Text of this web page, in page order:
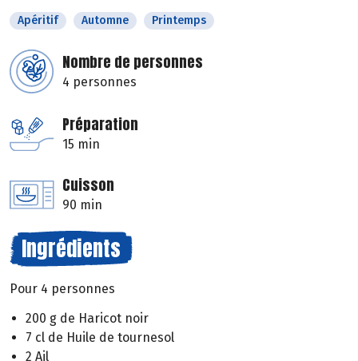
Apéritif Automne Printemps
Nombre de personnes
4 personnes
Préparation
15 min
Cuisson
90 min
Ingrédients
Pour 4 personnes
200 g de Haricot noir
7 cl de Huile de tournesol
2 Ail